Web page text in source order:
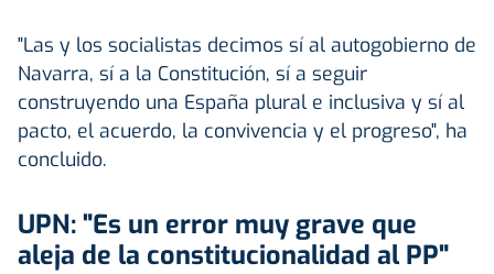
"Las y los socialistas decimos sí al autogobierno de
Navarra, sí a la Constitución, sí a seguir
construyendo una España plural e inclusiva y sí al
pacto, el acuerdo, la convivencia y el progreso", ha
concluido.
UPN: "Es un error muy grave que
aleja de la constitucionalidad al PP"